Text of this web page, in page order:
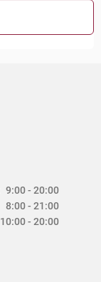
9:00 - 20:00
8:00 - 21:00
10:00 - 20:00